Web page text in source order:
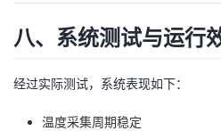
八、系统测试与运行
经过实际测试，系统表现如下：
温度采集周期稳定